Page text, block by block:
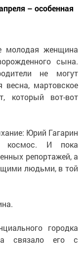
– особенная
молодая женщина
сына.
не могут
мартовское
который вот-вот
Юрий Гагарин
космос. И пока
репортажей, а
людьми, в той
городка
связало его с